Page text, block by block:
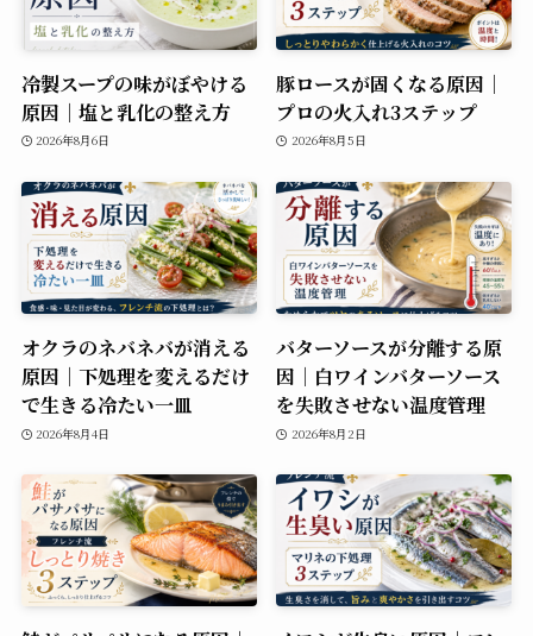
冷製スープの味がぼやける
原因｜塩と乳化の整え方
2026年8月6日
豚ロースが固くなる原因｜
プロの火入れ3ステップ
2026年8月5日
オクラのネバネバが消える
原因｜下処理を変えるだけ
で生きる冷たい一皿
2026年8月4日
バターソースが分離する原
因｜白ワインバターソース
を失敗させない温度管理
2026年8月2日